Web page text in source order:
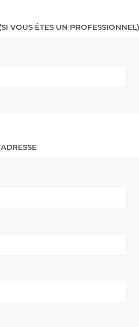
VOUS ÊTES UN PROFESSIONNEL)